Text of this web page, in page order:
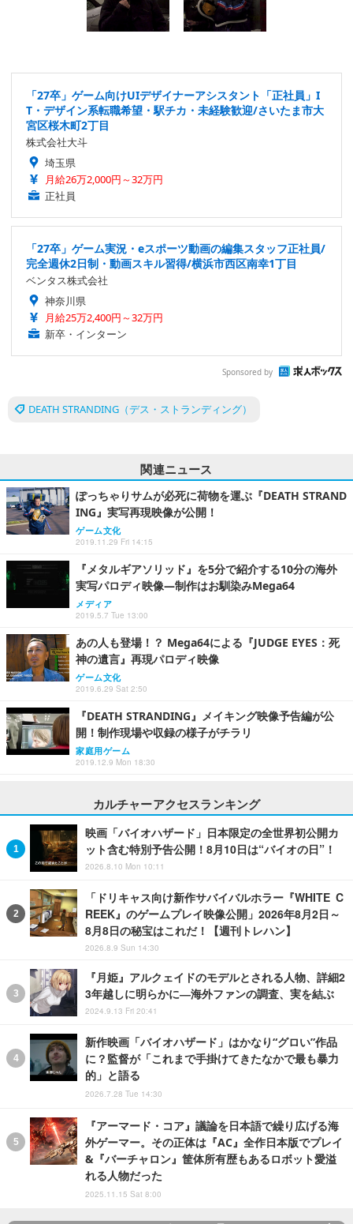
「27卒」ゲーム向けUIデザイナーアシスタント「正社員」I
T・デザイン系転職希望・駅チカ・未経験歓迎/さいたま市大
宮区桜木町2丁目
株式会社大斗
埼玉県
月給26万2,000円～32万円
正社員
「27卒」ゲーム実況・eスポーツ動画の編集スタッフ正社員/
完全週休2日制・動画スキル習得/横浜市西区南幸1丁目
ベンタス株式会社
神奈川県
月給25万2,400円～32万円
新卒・インターン
Sponsored by
DEATH STRANDING（デス・ストランディング）
関連ニュース
ぽっちゃりサムが必死に荷物を運ぶ『DEATH STRAND
ING』実写再現映像が公開！
ゲーム文化
2019.11.29 Fri 14:15
『メタルギアソリッド』を5分で紹介する10分の海外
実写パロディ映像―制作はお馴染みMega64
メディア
2019.5.7 Tue 13:00
あの人も登場！？ Mega64による『JUDGE EYES：死
神の遺言』再現パロディ映像
ゲーム文化
2019.6.29 Sat 2:50
『DEATH STRANDING』メイキング映像予告編が公
開！制作現場や収録の様子がチラリ
家庭用ゲーム
2019.12.9 Mon 18:30
カルチャーアクセスランキング
映画「バイオハザード」日本限定の全世界初公開カ
ット含む特別予告公開！8月10日は“バイオの日”！
2026.8.10 Mon 10:11
「ドリキャス向け新作サバイバルホラー『WHITE C
REEK』のゲームプレイ映像公開」2026年8月2日～
8月8日の秘宝はこれだ！【週刊トレハン】
2026.8.9 Sun 14:30
『月姫』アルクェイドのモデルとされる人物、詳細2
3年越しに明らかに―海外ファンの調査、実を結ぶ
2024.9.13 Fri 20:41
新作映画「バイオハザード」はかなり“グロい”作品
に？監督が「これまで手掛けてきたなかで最も暴力
的」と語る
2026.7.28 Tue 14:30
『アーマード・コア』議論を日本語で繰り広げる海
外ゲーマー。その正体は『AC』全作日本版でプレイ
&『バーチャロン』筐体所有歴もあるロボット愛溢
れる人物だった
2025.11.15 Sat 8:00